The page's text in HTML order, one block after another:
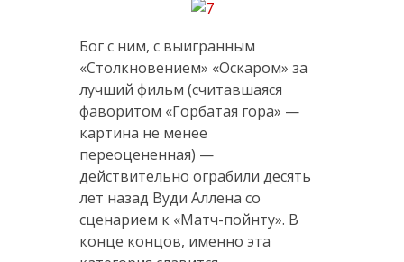
Бог с ним, с выигранным
«Столкновением» «Оскаром» за
лучший фильм (считавшаяся
фаворитом «Горбатая гора» —
картина не менее
переоцененная) —
действительно ограбили десять
лет назад Вуди Аллена со
сценарием к «Матч-пойнту». В
конце концов, именно эта